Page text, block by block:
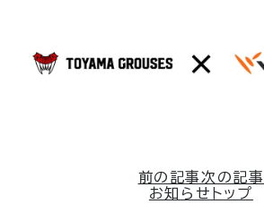
前の記事次の記事
お知らせトップ